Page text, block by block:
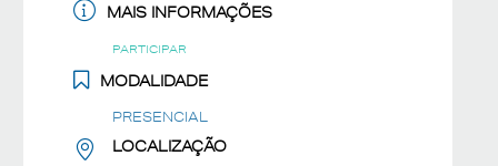
MAIS INFORMAÇÕES
PARTICIPAR
MODALIDADE
PRESENCIAL
LOCALIZAÇÃO